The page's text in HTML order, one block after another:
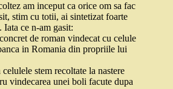
am inceput ca orice om sa fac
stim cu totii, ai sintetizat foarte
ce n-am gasit:
de roman vindecat cu celule
in Romania din propriile lui
stem recoltate la nastere
vindecarea unei boli facute dupa